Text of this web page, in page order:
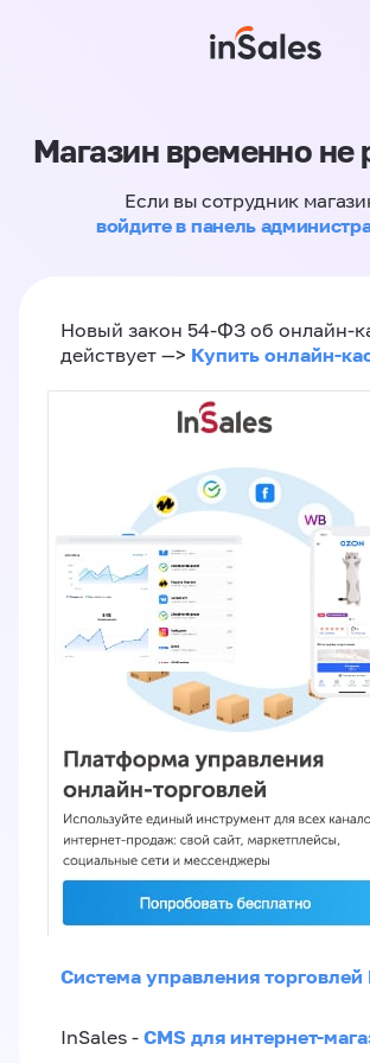
Магазин временно не
Если вы сотрудник
войдите в панель
Новый закон 54-ФЗ об онлайн-
действует —> Купить онлайн-
Система управления торговлей
InSales - CMS для интернет-